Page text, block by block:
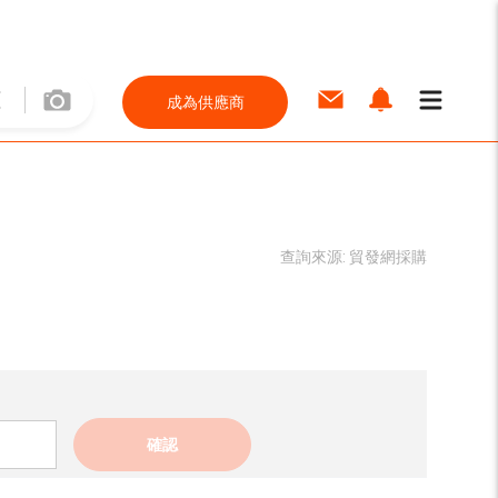
成為供應商
查詢來源: 貿發網採購
確認